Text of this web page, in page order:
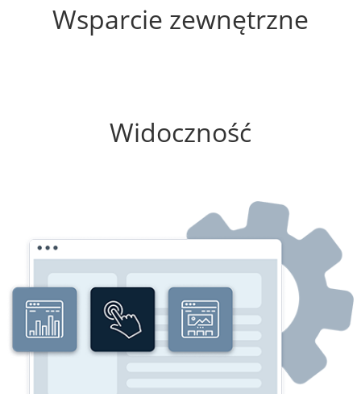
Wsparcie zewnętrzne
Widoczność